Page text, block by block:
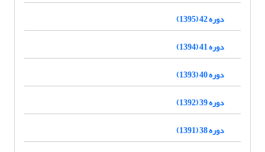
دوره 42 (1395)
دوره 41 (1394)
دوره 40 (1393)
دوره 39 (1392)
دوره 38 (1391)